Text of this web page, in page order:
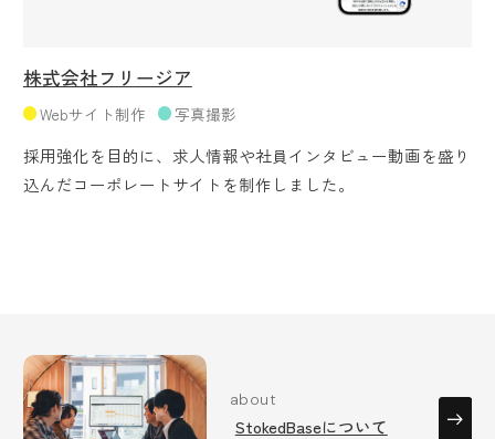
株式会社フリージア
Webサイト制作 写真撮影
採用強化を目的に、求人情報や社員インタビュー動画を盛り
込んだコーポレートサイトを制作しました。
about
StokedBaseについて